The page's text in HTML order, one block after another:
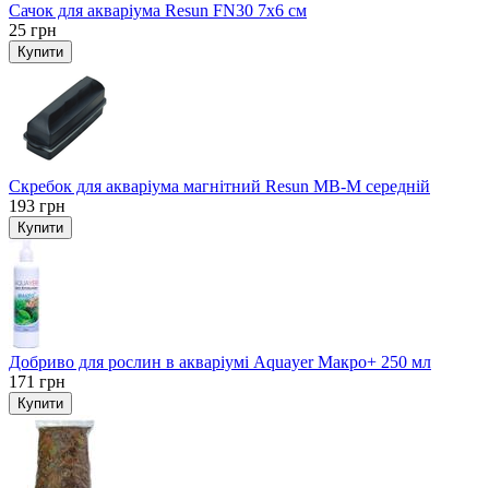
Сачок для акваріума Resun FN30 7х6 см
25 грн
Купити
Скребок для акваріума магнітний Resun MB-M середній
193 грн
Купити
Добриво для рослин в акваріумі Aquayer Макро+ 250 мл
171 грн
Купити